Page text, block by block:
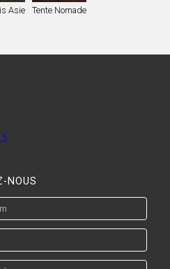
Asie Tente Nomade
NOUS